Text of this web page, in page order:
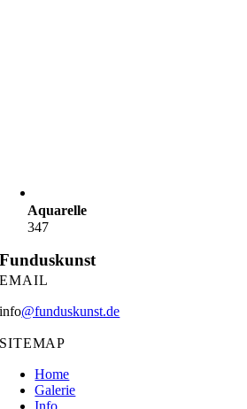
Aquarelle
347
Funduskunst
EMAIL
info@funduskunst.de
SITEMAP
Home
Galerie